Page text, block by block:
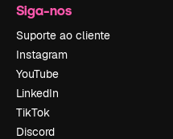
Siga-nos
Suporte ao cliente
Instagram
YouTube
LinkedIn
TikTok
Discord